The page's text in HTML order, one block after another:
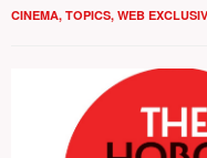
CINEMA, TOPICS, WEB